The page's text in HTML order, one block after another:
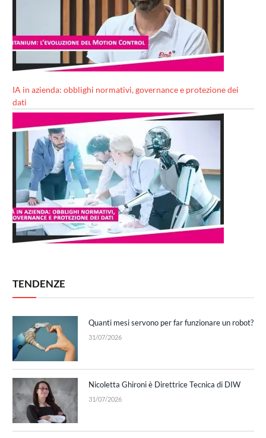
IA in azienda: obblighi normativi, governance e protezione dei
dati
TENDENZE
Quanti mesi servono per far funzionare un robot?
31/07/2026
Nicoletta Ghironi è Direttrice Tecnica di DIW
31/07/2026